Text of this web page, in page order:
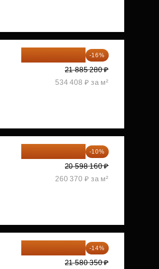
-16%
21 885 280 ₽
534 408 ₽ за м²
-10%
20 598 160 ₽
260 370 ₽ за м²
-14%
21 580 350 ₽